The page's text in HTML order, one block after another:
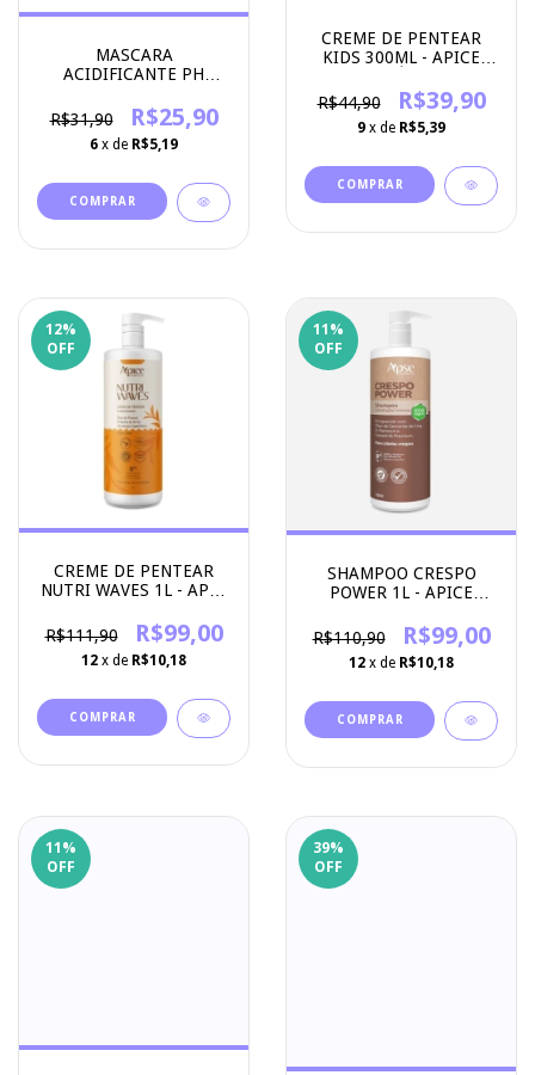
MASCARA
ACIDIFICANTE PH
COSMETICS
R$31,90 R$25,90
6 x de R$5,19
CREME DE PENTEAR
KIDS 300ML - APICE
R$44,90
R$39,90
9 x de R$5,39
12%
OFF
CREME DE PENTEAR
NUTRI WAVES 1L - APSE
R$111,90
R$99,00
12 x de R$10,18
11 %
OFF
SHAMPOO CRESPO
POWER 1L - APICE
R$110,90
R$99,00
12 x de R$10,18
11 %
OFF
39%
OFF